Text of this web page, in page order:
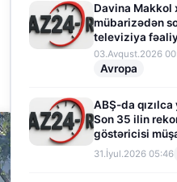
Davina Makkol
mübarizədən
televiziya
fasilə verir
03.Avqust.2026
Avropa
ABŞ-da qızılca
Son 35 ilin
göstəricisi
olunur
31.İyul.2026 05:46